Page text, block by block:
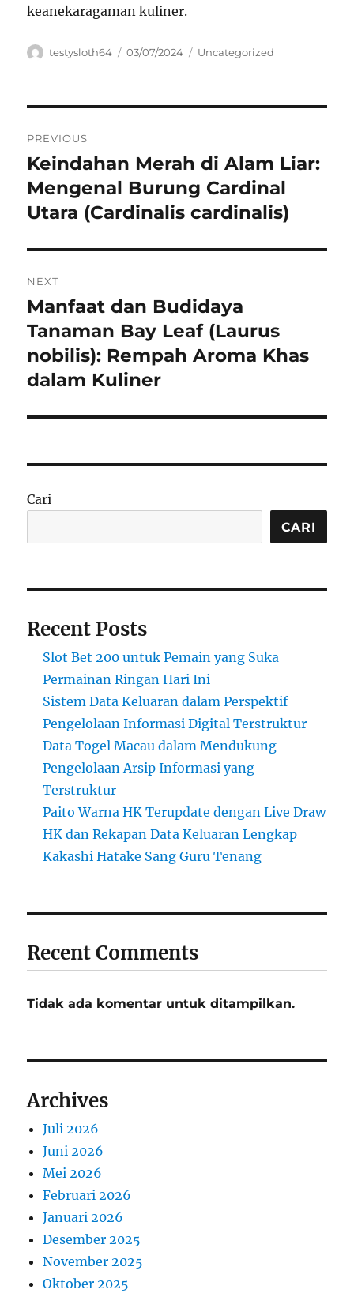
keanekaragaman kuliner.
Author
testysloth64
Posted
03/07/2024 Categories
Uncategorized
pos
PREVIOUS
Previous
post:
Keindahan Merah di Alam Liar:
Mengenal Burung Cardinal
Utara (Cardinalis cardinalis)
NEXT
Next
post:
Manfaat dan Budidaya
Tanaman Bay Leaf (Laurus
nobilis): Rempah Aroma Khas
dalam Kuliner
Cari
CARI
Recent Posts
Slot Bet 200 untuk Pemain yang Suka
Permainan Ringan Hari Ini
Sistem Data Keluaran dalam Perspektif
Pengelolaan Informasi Digital Terstruktur
Data Togel Macau dalam Mendukung
Pengelolaan Arsip Informasi yang
Terstruktur
Paito Warna HK Terupdate dengan Live Draw
HK dan Rekapan Data Keluaran Lengkap
Kakashi Hatake Sang Guru Tenang
Recent Comments
Tidak ada komentar untuk ditampilkan.
Archives
Juli 2026
Juni 2026
Mei 2026
Februari 2026
Januari 2026
Desember 2025
November 2025
Oktober 2025